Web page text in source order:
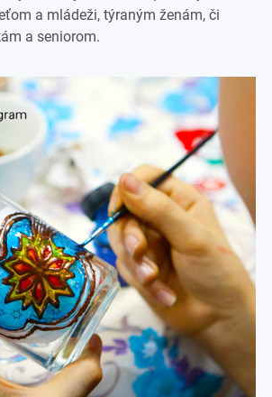
a mládeži, týraným ženám, či
a seniorom.